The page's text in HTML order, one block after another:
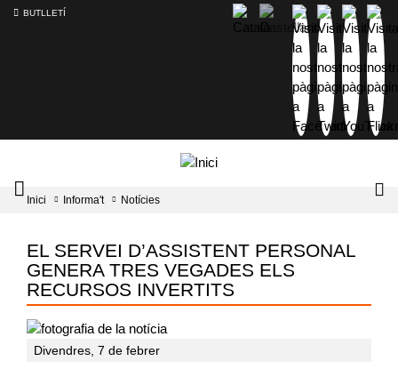
BUTLLETÍ
Mobile
menu
Inici Informa't Notícies
EL SERVEI D’ASSISTENT PERSONAL
GENERA TRES VEGADES ELS
RECURSOS INVERTITS
Divendres, 7 de febrer